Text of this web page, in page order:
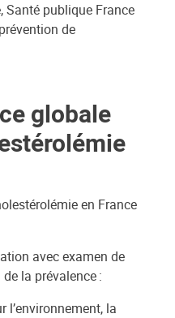
Santé publique France
de
globale
en France
avec examen de
la prévalence :
l’environnement, la